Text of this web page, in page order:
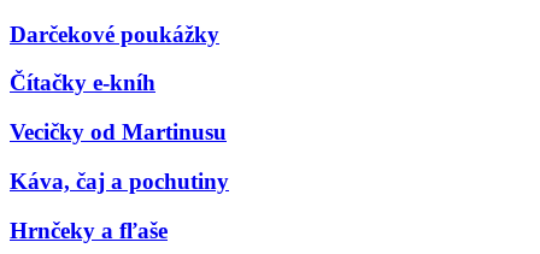
Darčekové poukážky
Čítačky e-kníh
Vecičky od Martinusu
Káva, čaj a pochutiny
Hrnčeky a fľaše